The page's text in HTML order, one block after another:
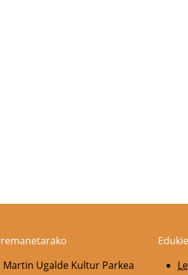
Martin Ugalde Kultur Parkea